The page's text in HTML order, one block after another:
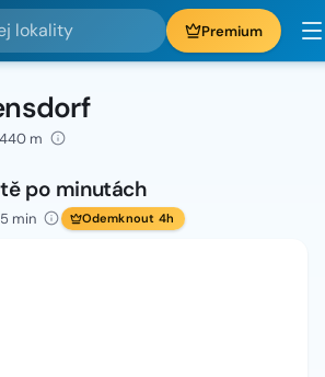
Premium
m
po minutách
min Odemknout 4h